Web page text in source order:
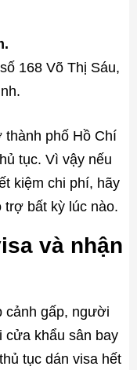
168 Võ Thị Sáu,
thành phố Hồ Chí
tục. Vì vậy nếu
kiệm chi phí, hãy
bất kỳ lúc nào.
và nhận
cảnh gấp, người
cửa khẩu sân bay
tục dán visa hết